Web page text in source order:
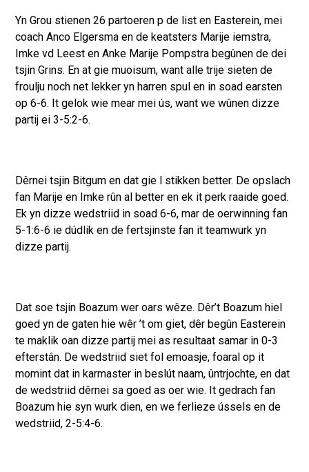
Yn Grou stienen 26 partoeren p de list en Easterein, mei
coach Anco Elgersma en de keatsters Marije iemstra,
Imke vd Leest en Anke Marije Pompstra begûnen de dei
tsjin Grins. En at gie muoisum, want alle trije sieten de
froulju noch net lekker yn harren spul en in soad earsten
op 6-6. It gelok wie mear mei ús, want we wûnen dizze
partij ei 3-5:2-6.
Dêrnei tsjin Bitgum en dat gie l stikken better. De opslach
fan Marije en Imke rûn al better en ek it perk raaide goed.
Ek yn dizze wedstriid in soad 6-6, mar de oerwinning fan
5-1:6-6 ie dúdlik en de fertsjinste fan it teamwurk yn
dizze partij.
Dat soe tsjin Boazum wer oars wêze. Dêr’t Boazum hiel
goed yn de gaten hie wêr ’t om giet, dêr begûn Easterein
te maklik oan dizze partij mei as resultaat samar in 0-3
efterstân. De wedstriid siet fol emoasje, foaral op it
momint dat in karmaster in beslút naam, ûntrjochte, en dat
de wedstriid dêrnei sa goed as oer wie. It gedrach fan
Boazum hie syn wurk dien, en we ferlieze ússels en de
wedstriid, 2-5:4-6.